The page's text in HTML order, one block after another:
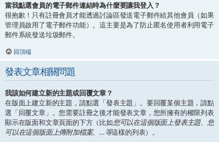
當我點選會員的電子郵件連結時為什麼要讓我登入？
很抱歉！只有註冊會員才能透過討論區發送電子郵件給其他會員（如果
管理員啟用了電子郵件功能）。這主要是為了防止匿名使用者利用電子
郵件系統發送垃圾郵件。
回頂端
發表文章相關問題
我該如何建立新的主題或回覆文章？
在版面上建立新的主題，請點選「發表主題」。要回覆某個主題，請點
選「回覆文章」。您需要註冊之後才能發表文章，您所擁有的權限列表
顯示在版面和文章頁面的下方（比如您可以在這個版面上發表主題、您
可以在這個版面上傳附加檔案、...等這樣的列表）。